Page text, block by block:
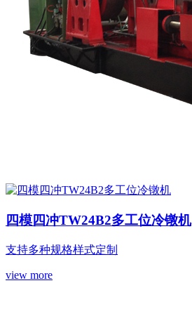
四模四冲TW24B2多工位冷镦机
支持多种规格样式定制
view more